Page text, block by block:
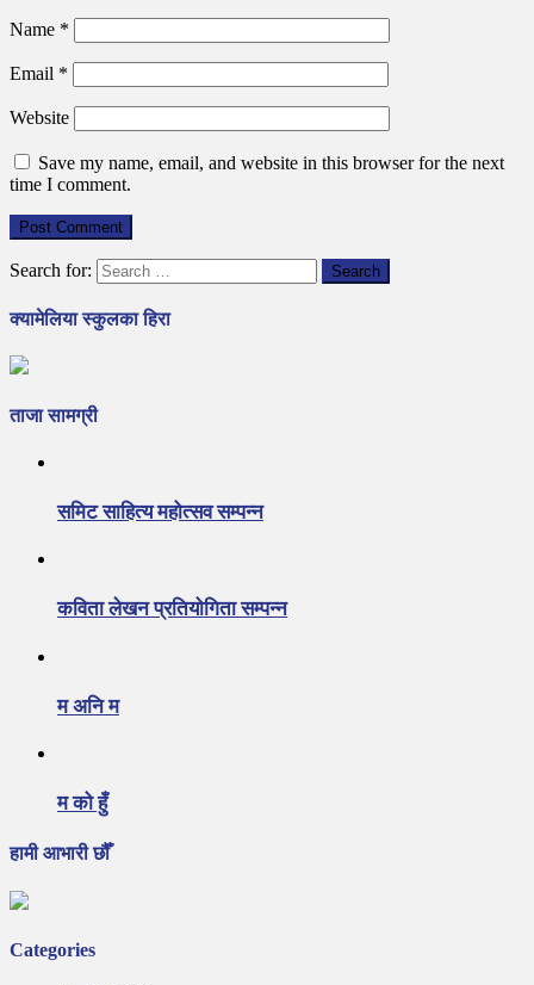
Name *
Email *
Website
Save my name, email, and website in this browser for the next
time I comment.
Search for:
क्यामेलिया स्कुलका हिरा
ताजा सामग्री
समिट साहित्य महोत्सव सम्पन्न
कविता लेखन प्रतियोगिता सम्पन्न
म अनि म
म को हुँ
हामी आभारी छौँ
Categories